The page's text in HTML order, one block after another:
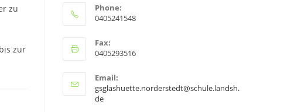
zu
zur
Phone:
0405241548
Fax:
0405293516
Email:
gsglashuette.norderstedt@schule.landsh.
de